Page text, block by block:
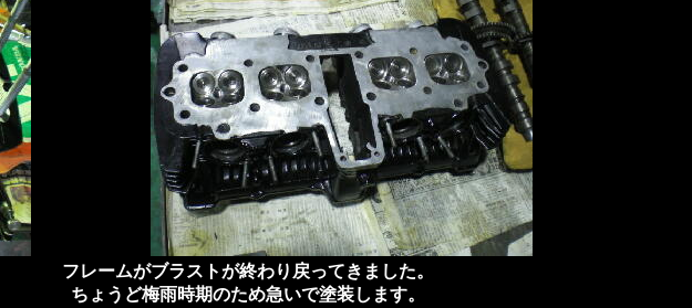
フレームがブラストが終わり戻ってきました。
ちょうど梅雨時期のため急いで塗装します。